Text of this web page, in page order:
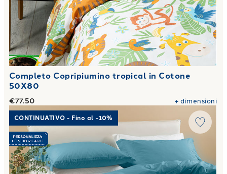
Completo Copripiumino tropical in Cotone
50X80
€77.50 +dimensioni
Link to "Completo Copripiumino Matrimoniale Percalle
CONTINUATIVO - Fino al -10%